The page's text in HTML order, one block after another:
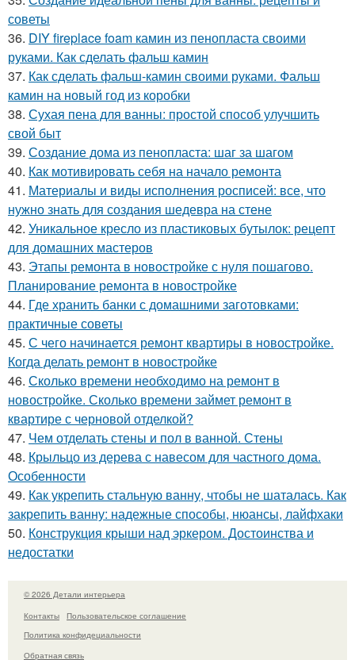
советы
36. DIY fireplace foam камин из пенопласта своими
руками. Как сделать фальш камин
37. Как сделать фальш-камин своими руками. Фальш
камин на новый год из коробки
38. Сухая пена для ванны: простой способ улучшить
свой быт
39. Создание дома из пенопласта: шаг за шагом
40. Как мотивировать себя на начало ремонта
41. Материалы и виды исполнения росписей: все, что
нужно знать для создания шедевра на стене
42. Уникальное кресло из пластиковых бутылок: рецепт
для домашних мастеров
43. Этапы ремонта в новостройке с нуля пошагово.
Планирование ремонта в новостройке
44. Где хранить банки с домашними заготовками:
практичные советы
45. С чего начинается ремонт квартиры в новостройке.
Когда делать ремонт в новостройке
46. Сколько времени необходимо на ремонт в
новостройке. Сколько времени займет ремонт в
квартире с черновой отделкой?
47. Чем отделать стены и пол в ванной. Стены
48. Крыльцо из дерева с навесом для частного дома.
Особенности
49. Как укрепить стальную ванну, чтобы не шаталась. Как
закрепить ванну: надежные способы, нюансы, лайфхаки
50. Конструкция крыши над эркером. Достоинства и
недостатки
© 2026 Детали интерьера
Контакты
Пользовательское соглашение
Политика конфидециальности
Обратная связь